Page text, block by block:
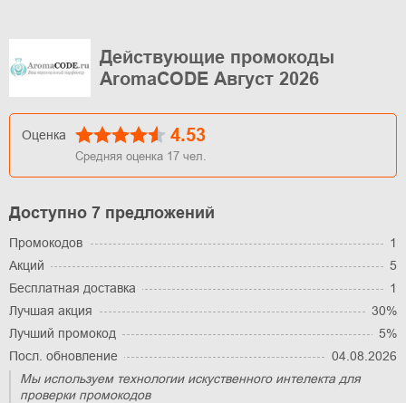
Действующие промокоды
AromaCODE Август 2026
Оценка 4.53
Средняя оценка 17 чел.
Доступно 7 предложений
Промокодов
1
Акций
5
Бесплатная доставка
1
Лучшая акция
30%
Лучший промокод
5%
Посл. обновление
04.08.2026
Мы используем технологии искуственного интелекта для
проверки промокодов